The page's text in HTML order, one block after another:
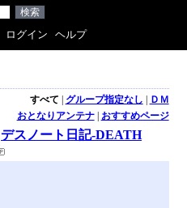
ログイン ヘルプ
すべて | グループ指定なし | ＤＭ
おとなりアンテナ| おすすめページ
デスノート日記-DEATH